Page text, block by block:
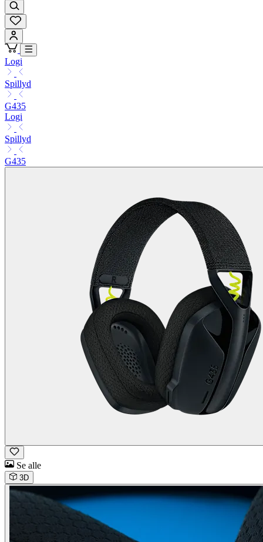
Logi
Spillyd
G435
Logi
Spillyd
G435
Se alle
3D